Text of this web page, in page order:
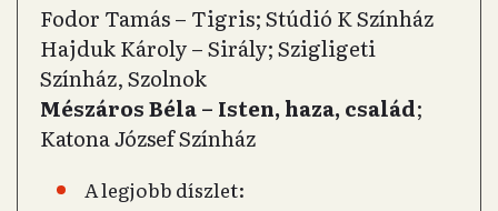
Fodor Tamás – Tigris; Stúdió K Színház
Hajduk Károly – Sirály; Szigligeti
Színház, Szolnok
Mészáros Béla – Isten, haza, család;
Katona József Színház
A legjobb díszlet: